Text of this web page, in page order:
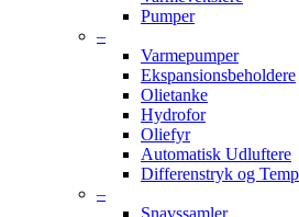
Pumper
–
Varmepumper
Ekspansionsbeholdere
Olietanke
Hydrofor
Oliefyr
Automatisk Udluftere
Differenstryk og
–
Snavssamler